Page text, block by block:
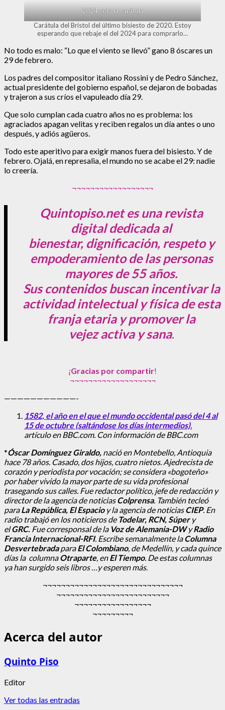
2024 solo la carátula
Carátula del Bristol del último bisiesto de 2020. Estoy
esperando que rebaje el del 2024 para comprarlo…
No todo es malo: “Lo que el viento se llevó” gano 8 óscares un
29 de febrero.
Los padres del compositor italiano Rossini y de Pedro Sánchez,
actual presidente del gobierno español, se dejaron de bobadas
y trajeron a sus críos el vapuleado día 29.
Que solo cumplan cada cuatro años no es problema: los
agraciados apagan velitas y reciben regalos un día antes o uno
después, y adiós agüeros.
Todo este aperitivo para exigir manos fuera del bisiesto. Y de
febrero. Ojalá, en represalia, el mundo no se acabe el 29: nadie
lo creería.
¬¬¬¬¬¬¬¬¬¬¬¬¬¬¬¬¬¬
Quintopiso.net es una revista
digital dedicada al
bienestar, dignificación, respeto y
empoderamiento de las personas
mayores de 55 años.
Sus contenidos buscan incentivar la
actividadintelectual y física de esta
franja etaria y promover la
vejezactivay sana.
¡Gracias por compartir!
¬¬¬¬¬¬¬¬¬¬¬¬¬¬¬¬¬¬¬
———————————-
1582, el año en el que el mundo occidental pasó del 4 al
15 de octubre (saltándose los días intermedios).
artículo en BBC.com. Con información de BBC.com
*Óscar Domínguez Giraldo, nació en Montebello, Antioquia
hace 78 años. Casado, dos hijos, cuatro nietos. Ajedrecista de
corazón y periodista por vocación; se considera «bogoteño»
por haber vivido la mayor parte de su vida profesional
trasegando sus calles. Fue redactor político, jefe de redacción y
director de la agencia de noticiasColprensa. También tecleó
paraLa República, El Espacio y la agencia de noticiasCIEP. En
radio trabajó en los noticieros de Todelar, RCN, Súper y
elGRC. Fue corresponsal de la Voz de Alemania-DWyRadio
Francia Internacional-RFI. Escribe semanalmente laColumna
DesvertebradaparaEl Colombiano, de Medellín, y cada quince
días la columnaOtraparte, enEl Tiempo. De estas columnas
ya han surgido seis libros …y esperen más.
¬¬¬¬¬¬¬¬¬¬¬¬¬¬¬¬¬¬¬¬¬¬¬¬¬¬¬¬¬¬¬
¬¬¬¬¬¬¬¬¬¬¬¬¬¬¬¬¬¬¬¬¬¬¬¬¬
¬¬¬¬¬¬¬¬¬¬¬¬¬¬¬¬¬
¬¬¬¬¬¬¬¬¬
Acerca del autor
Quinto Piso
Editor
Ver todas las entradas